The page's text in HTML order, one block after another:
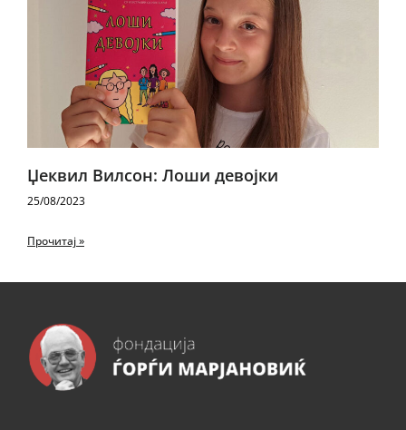
Џеквил Вилсон: Лоши девојки
25/08/2023
Прочитај »